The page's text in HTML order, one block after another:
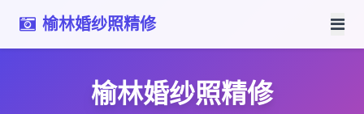
榆林婚纱照精修
榆林婚纱照精修